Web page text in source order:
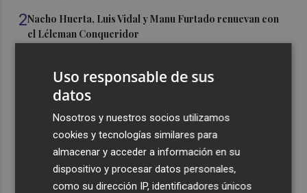
2Nacho Huerta, Luis Vidal y Manu Furtado renuevan con
el Léleman Conqueridor
nuevo espacio deportivo: un complejo con pista de
atletismo y ciclismo
Los 140 controles de la Policía Local en Lorca se saldan
con seis detenidos
El programa 'Santomera Florece' forma e impulsa la
inserción laboral de diez personas desempleadas
Uso responsable de sus
datos
Nosotros y nuestros socios utilizamos
cookies y tecnologías similares para
almacenar y acceder a información en su
dispositivo y procesar datos personales,
como su dirección IP, identificadores únicos